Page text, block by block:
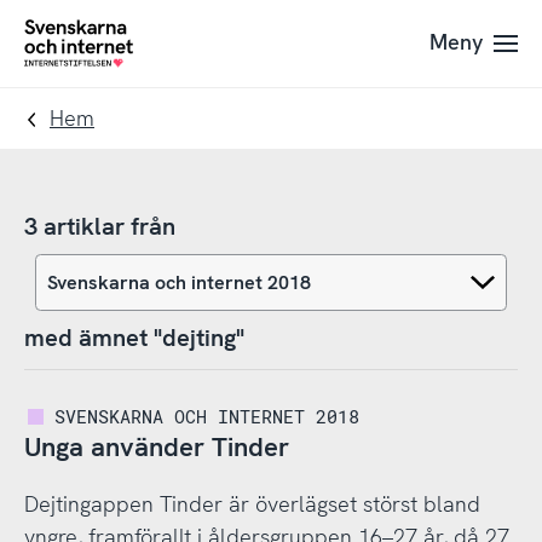
Till
navigation
Till
innehåll
To
Meny
Hem
3 artiklar från
med ämnet "dejting"
SVENSKARNA OCH INTERNET 2018
Unga använder Tinder
Dejtingappen Tinder är överlägset störst bland
yngre, framförallt i åldersgruppen 16–27 år, då 27